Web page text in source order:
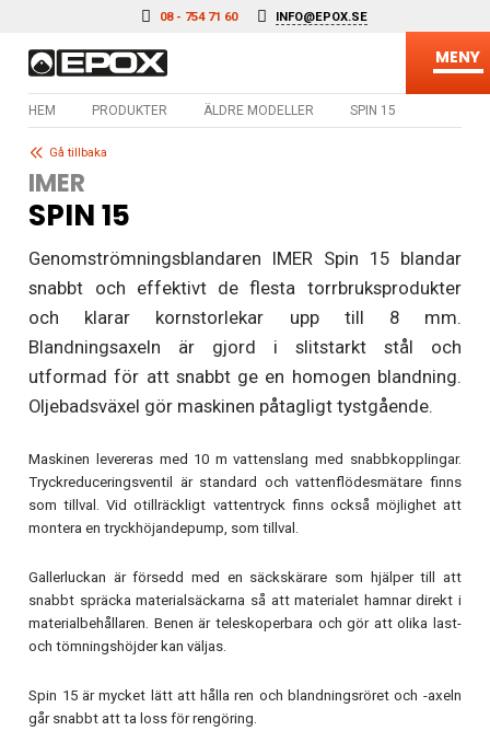
08 - 754 71 60 INFO@EPOX.SE
MENY
HEM PRODUKTER ÄLDRE MODELLER SPIN 15
Gå tillbaka
IMER
SPIN 15
Genomströmningsblandaren IMER Spin 15 blandar
snabbt och effektivt de flesta torrbruksprodukter
och klarar kornstorlekar upp till 8 mm.
Blandningsaxeln är gjord i slitstarkt stål och
utformad för att snabbt ge en homogen blandning.
Oljebadsväxel gör maskinen påtagligt tystgående.
Maskinen levereras med 10 m vattenslang med snabbkopplingar.
Tryck­reducerings­ventil är standard och vattenflödesmätare finns
som tillval. Vid otillräckligt vattentryck finns också möjlighet att
montera en tryckhöjandepump, som tillval.
Gallerluckan är försedd med en säckskärare som hjälper till att
snabbt spräcka materialsäckarna så att materialet hamnar direkt i
materialbehållaren. Benen är teleskoperbara och gör att olika last-
och tömningshöjder kan väljas.
Spin 15 är mycket lätt att hålla ren och blandningsröret och -axeln
går snabbt att ta loss för rengöring.